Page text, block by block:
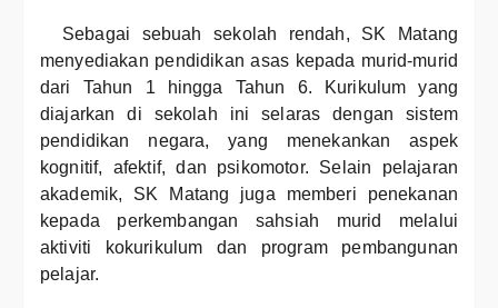
Sebagai sebuah sekolah rendah, SK Matang
menyediakan pendidikan asas kepada murid-murid
dari Tahun 1 hingga Tahun 6. Kurikulum yang
diajarkan di sekolah ini selaras dengan sistem
pendidikan negara, yang menekankan aspek
kognitif, afektif, dan psikomotor. Selain pelajaran
akademik, SK Matang juga memberi penekanan
kepada perkembangan sahsiah murid melalui
aktiviti kokurikulum dan program pembangunan
pelajar.